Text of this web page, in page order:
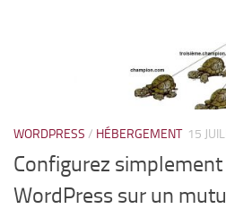
WORDPRESS / HÉBERGEMENT 15
Configurez
WordPress sur un